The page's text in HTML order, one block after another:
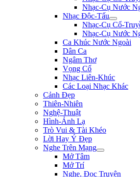
Nhạc-Cụ Nước
Nhạc Độc-Tấu
Nhạc-Cụ Cổ-
Nhạc-Cụ Nước
Ca Khúc Nước Ngoài
Dân Ca
Ngâm Thơ
Vọng Cổ
Nhạc Liên-Khúc
Các Loại Nhạc Khác
Cảnh Đẹp
Thiên-Nhiên
Nghệ-Thuật
Hình-Ảnh Lạ
Trò Vui & Tài Khéo
Lời Hay Ý Đẹp
Nghe Trên Mạng
Mở Tâm
Mở Trí
Nghe, Đọc Truyện